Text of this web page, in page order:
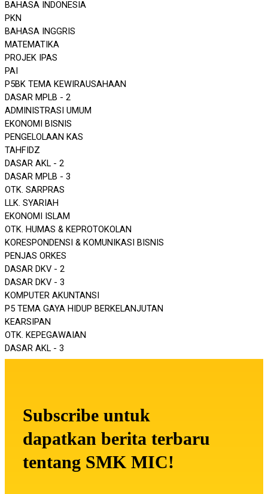
Subscribe untuk
dapatkan berita terbaru
tentang SMK MIC!